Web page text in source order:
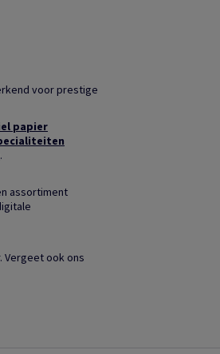
voor prestige
papier
.
assortiment
Vergeet ook ons